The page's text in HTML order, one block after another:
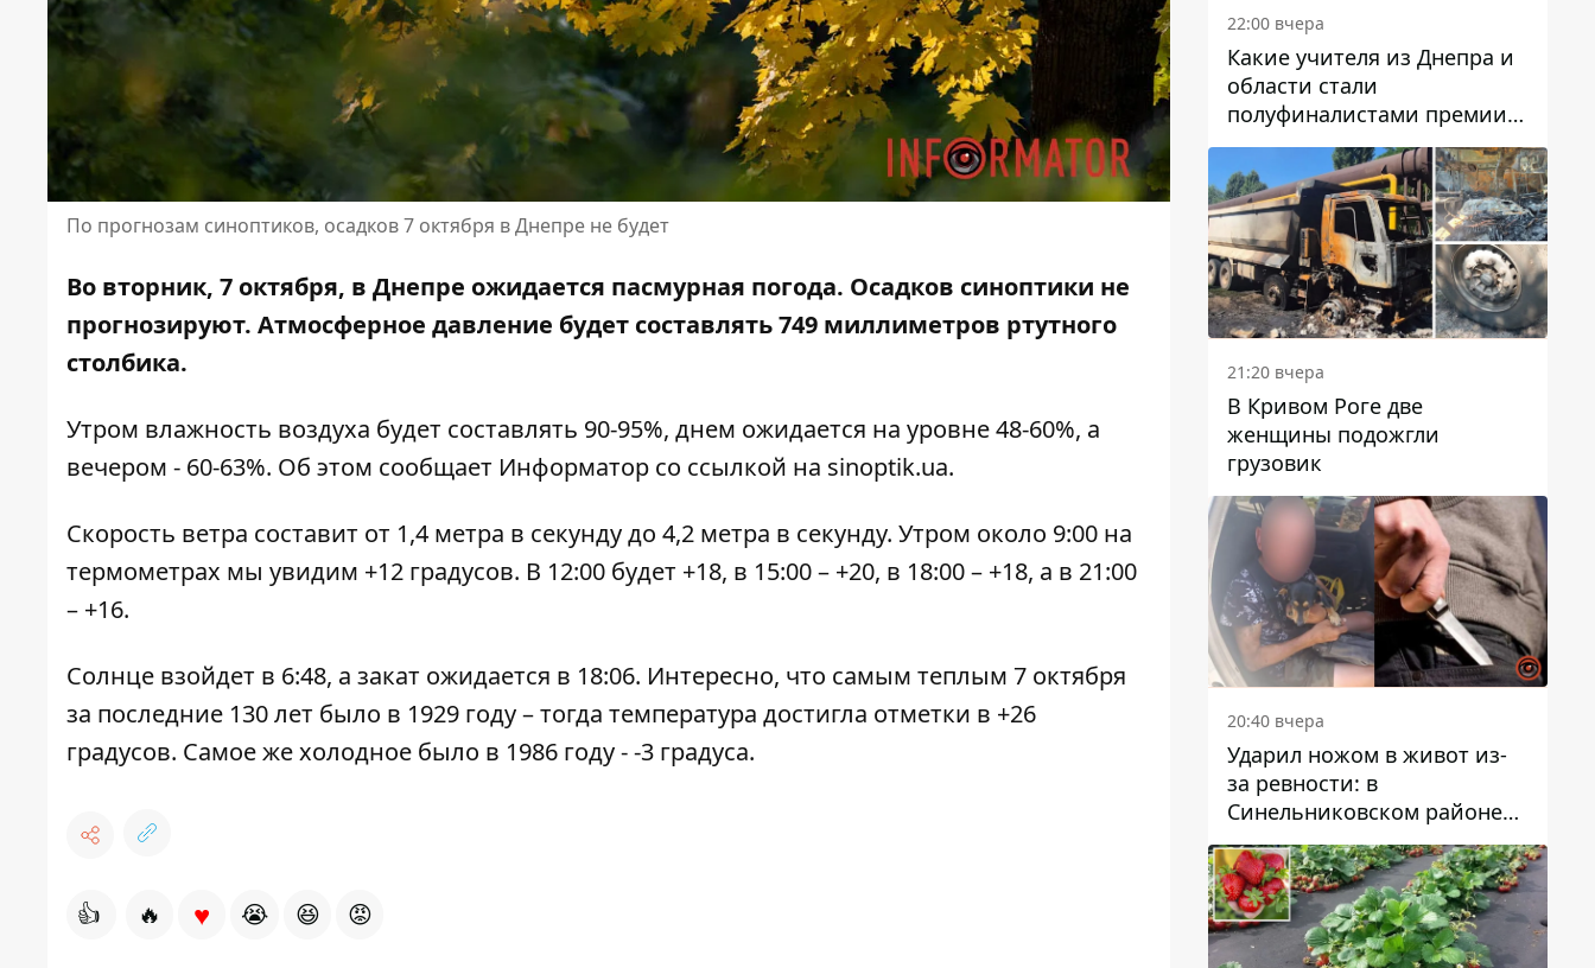
По прогнозам синоптиков, осадков 7 октября в Днепре не будет
Во вторник, 7 октября, в Днепре ожидается пасмурная погода. Осадков синоптики не
прогнозируют. Атмосферное давление будет составлять 749 миллиметров ртутного
столбика.
Утром влажность воздуха будет составлять 90-95%, днем ​​ожидается на уровне 48-60%, а
вечером - 60-63%. Об этом сообщает Информатор со ссылкой на sinoptik.ua.
Скорость ветра составит от 1,4 метра в секунду до 4,2 метра в секунду. Утром около 9:00 на
термометрах мы увидим +12 градусов. В 12:00 будет +18, в 15:00 – +20, в 18:00 – +18, а в 21:00
– +16.
Солнце взойдет в 6:48, а закат ожидается в 18:06. Интересно, что самым теплым 7 октября
за последние 130 лет было в 1929 году – тогда температура достигла отметки в +26
градусов. Самое же холодное было в 1986 году - -3 градуса.
👍 🔥 ♥ 😭 😆 😡
22:00 вчера
Какие учителя из Днепра и
области стали
полуфиналистами премии
Global Teacher Prize Ukraine
2026
21:20 вчера
В Кривом Роге две
женщины подожгли
грузовик
20:40 вчера
Ударил ножом в живот из-
за ревности: в
Синельниковском районе
задержали 49-летнего
мужчину за убийство